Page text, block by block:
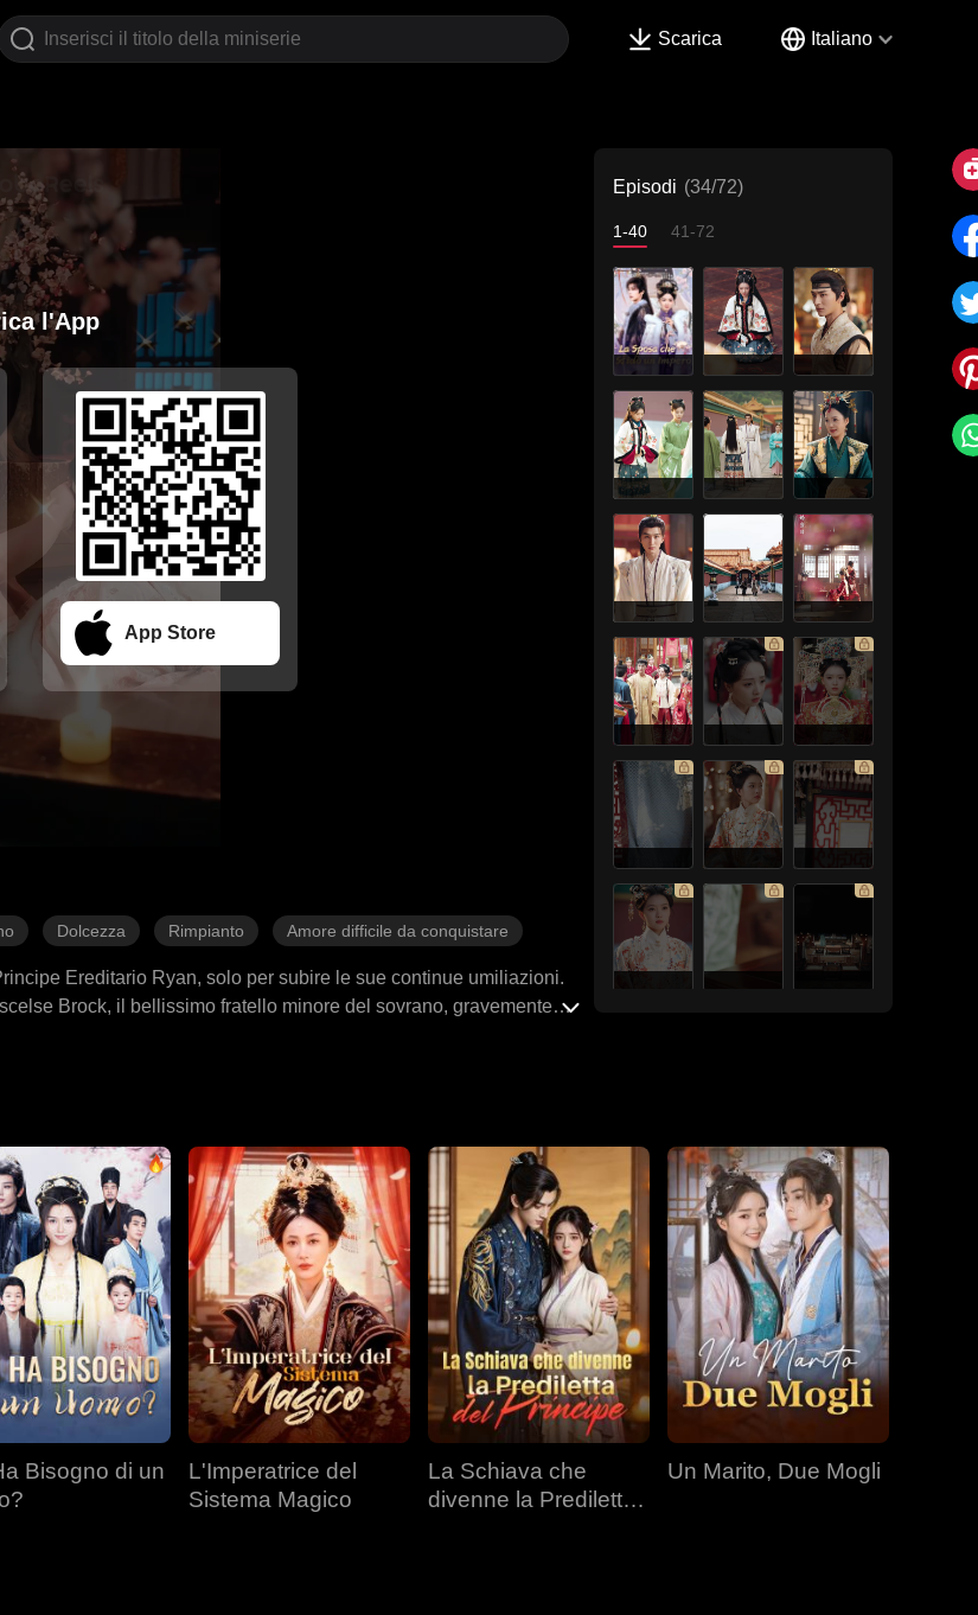
Scarica Italiano
l'App
App Store
Dolcezza Rimpianto Amore difficile da conquistare
Ereditario Ryan, solo per subire le sue continue umiliazioni.
Brock, il bellissimo fratello minore del sovrano, gravemente
Episodi (34/72)
1-40 41-72
Bisogno di un
L'Imperatrice del
Sistema Magico
La Schiava che
divenne la Prediletta
Un Marito, Due Mogli